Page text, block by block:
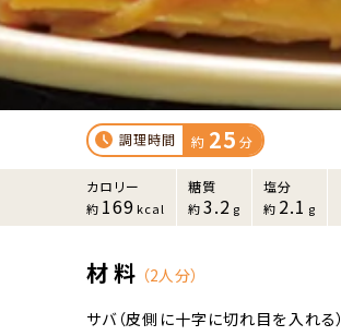
調理時間 約 25 分
カロリー
約 169 kcal
糖質
約3.2 g
塩分
約 2.1 g
材料 （2人分）
サバ（皮側に十字に切れ目を入れる）